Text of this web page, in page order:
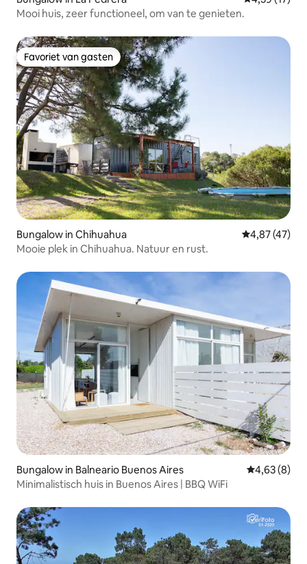
Mooi huis, zeer functioneel, om van te genieten.
Favoriet van gasten
Favoriet van gasten
Bungalow in Chihuahua Gemiddelde
4,87 (47)
Mooie plek in Chihuahua. Natuur en rust.
Bungalow in Balneario Buenos Aires Gemiddelde
4,63 (8)
Minimalistisch huis in Buenos Aires | BBQ WiFi